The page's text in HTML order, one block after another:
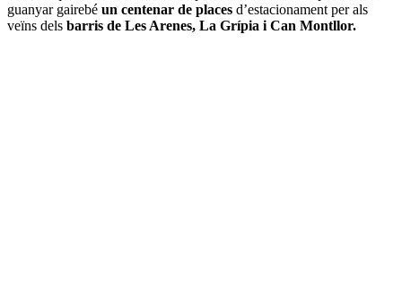
guanyar gairebé un centenar de places d’estacionament per als
veïns dels barris de Les Arenes, La Grípia i Can Montllor.